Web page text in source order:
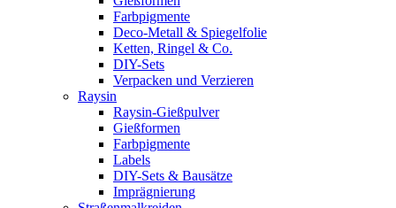
Farbpigmente
Deco-Metall & Spiegelfolie
Ketten, Ringel & Co.
DIY-Sets
Verpacken und Verzieren
Raysin
Raysin-Gießpulver
Gießformen
Farbpigmente
Labels
DIY-Sets & Bausätze
Imprägnierung